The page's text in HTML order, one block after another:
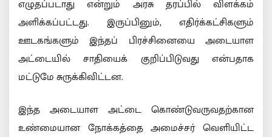
எழுதப்படாது என்றும் அரசு தரப்பில் விளக்கம்
அளிக்கப்பட்டது. இருப்பினும், எதிர்க்கட்சிகளும்
ஊடகங்களும் இந்தப் பிரச்சினையை அடையாள
அட்டையில் சாதியைக் குறிப்பிடுவது என்பதாக
மட்டுமே சுருக்கிவிட்டன.
இந்த அடையாள அட்டை கொண்டுவருவதற்கான
உண்மையான நோக்கத்தை அமைச்சர் வெளியிட்ட